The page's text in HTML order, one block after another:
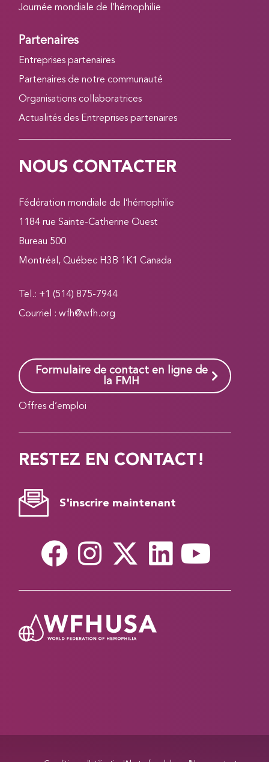
Journée mondiale de l’hémophilie
Partenaires
Entreprises partenaires
Partenaires de notre communauté
Organisations collaboratrices
Actualités des Entreprises partenaires
NOUS CONTACTER
Fédération mondiale de l’hémophilie
1184 rue Sainte-Catherine Ouest
Bureau 500
Montréal, Québec H3B 1K1 Canada
Tel.: +1 (514) 875-7944
Courriel :wfh@wfh.org
Formulaire de contact en ligne de
la FMH
Offres d’emploi
RESTEZ EN CONTACT!
S'inscrire maintenant